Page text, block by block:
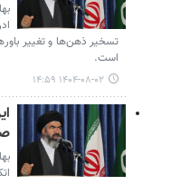
تسخیر ذهن‌ها و تغییر
است.
۱۴۰۴-۰۸-۰۲ ۱۴:۵۹